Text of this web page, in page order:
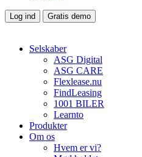
Log ind Gratis demo
Selskaber
ASG Digital
ASG CARE
Flexlease.nu
FindLeasing
1001 BILER
Learnto
Produkter
Om os
Hvem er vi?